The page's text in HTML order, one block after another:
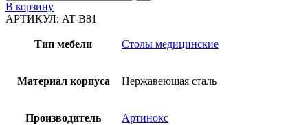
В корзину
АРТИКУЛ: AT-B81
Тип мебели Столы медицинские
Материал корпуса Нержавеющая сталь
Производитель Артинокс